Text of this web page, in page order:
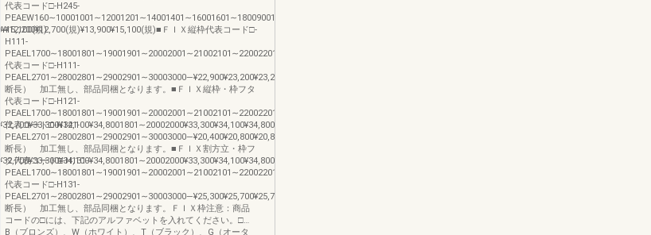
規)
規)
規)
代表コード□-H245-
PEAEW160∼10001001∼12001201∼14001401∼16001601∼180090013501800―¥10,600(規)
¥12,200¥12,700(規)¥13,900¥15,100(規)■ＦＩＸ縦枠代表コード□-
H111-
代表コード□-H111-
PEAEL2701∼28002801∼29002901∼30003000―¥22,900¥23,200¥23,200(規)※L（切
断長） 加工無し、部品同梱となります。■ＦＩＸ縦枠・枠フタ
代表コード□-H121-
代表コード□-H121-
PEAEL2701∼28002801∼29002901∼30003000―¥20,400¥20,800¥20,800(規)※L（切
断長） 加工無し、部品同梱となります。■ＦＩＸ割方立・枠フ
タ代表コード□-H131-
代表コード□-H131-
PEAEL2701∼28002801∼29002901∼30003000―¥25,300¥25,700¥25,700(規)※L（切
断長） 加工無し、部品同梱となります。ＦＩＸ枠注意：商品
コードの□には、下記のアルファベットを入れてください。□…
B（ブロンズ）、W（ホワイト）、T（ブラック）、G（オータ